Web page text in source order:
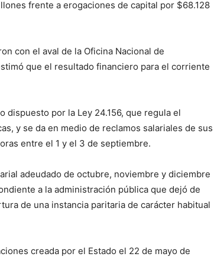
frente a erogaciones de capital por $68.128
con el aval de la Oficina Nacional de
que el resultado financiero para el corriente
dispuesto por la Ley 24.156, que regula el
y se da en medio de reclamos salariales de sus
entre el 1 y el 3 de septiembre.
adeudado de octubre, noviembre y diciembre
a la administración pública que dejó de
de una instancia paritaria de carácter habitual
creada por el Estado el 22 de mayo de